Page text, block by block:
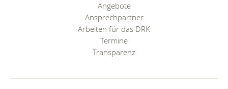
Angebote
Ansprechpartner
Arbeiten für das DRK
Termine
Transparenz